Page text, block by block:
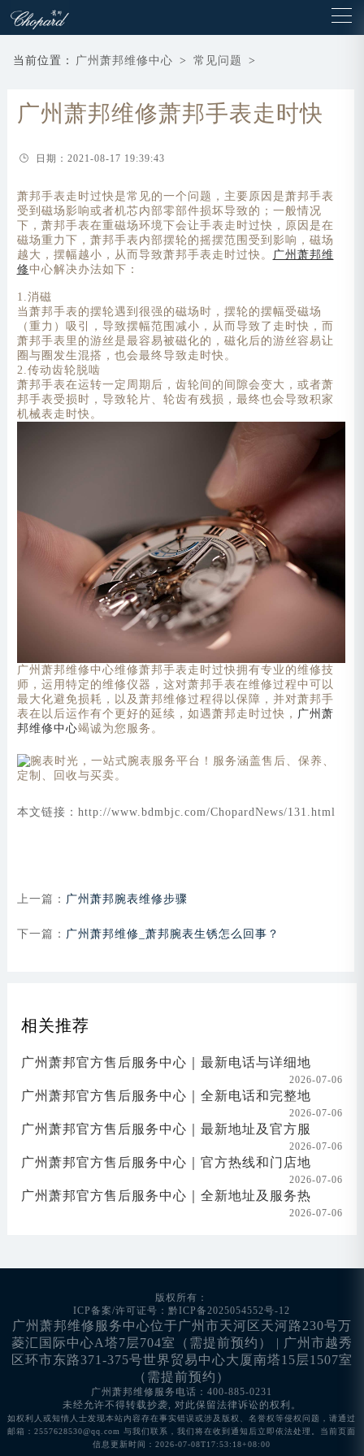
当前位置： 广州萧邦维修中心 > 常见问题 >
广州萧邦维修萧邦手表走时快
日期：2021-08-17 19:39:43
萧邦手表走时过快是常见的一个问题，主要原因是萧邦手表
受到磁场影响或者机芯内部零部件损坏导致的；一般情况
下，萧邦手表在重磁场环境下会让手表走时过快，原因是在
磁场重力下，萧邦手表内部摆轮的摇摆范围受到影响，磁场
越大，摆幅越小，从而导致萧邦手表走时过快。 广州萧邦维
修中心解决办法如下：
1.消磁
当萧邦手表的摆轮遇到很强的磁场时，摆轮的摆幅受磁场
（重力）吸引，导致摆幅范围减小，从而导致了走时快，而
萧邦手表里的游丝是最容易被磁化的，磁化后的游丝容易让
圈与圈发生混搭，也会最终导致走时快。
2.传动齿轮脱啮
萧邦手表在运转一定周期后，齿轮间的间隙会变大，或者萧
邦手表受损时，导致轮片、轮齿有残损，最终也会导致积家
机械表走时快。
广州萧邦维修中心维修萧邦手表走时过快拥有专业的维修技
师，运用特定的维修仪器，这对萧邦手表在维修过程中可以
最大化避免损耗，以及萧邦维修过程得以保障，并对萧邦手
表在以后运作有个更好的延续，如遇萧邦走时过快， 广州萧
邦维修中心竭诚为您服务。
本文链接：http://www.bdmbjc.com/ChopardNews/131.html
上一篇： 广州萧邦腕表维修步骤
下一篇： 广州萧邦维修_萧邦腕表生锈怎么回事？
相关推荐
广州萧邦官方售后服务中心｜最新电话与详细地
2026-07-06
广州萧邦官方售后服务中心｜全新电话和完整地
2026-07-06
广州萧邦官方售后服务中心｜最新地址及官方服
2026-07-06
广州萧邦官方售后服务中心｜官方热线和门店地
2026-07-06
广州萧邦官方售后服务中心｜全新地址及服务热
2026-07-06
版权所有：
ICP备案/许可证号：黔ICP备2025054552号-12
广州萧邦维修服务中心位于广州市天河区天河路230号万
菱汇国际中心A塔7层704室（需提前预约） | 广州市越秀
区环市东路371-375号世界贸易中心大厦南塔15层1507室
（需提前预约）
广州萧邦维修服务电话：400-885-0231
未经允许不得转载抄袭, 对此保留法律诉讼的权利。
如权利人或知情人士发现本站内容存在事实错误或涉及版权、名誉权等侵权问题，请通过
邮箱：2557628530@qq.com 与我们联系，我们将在收到通知后立即依法处理。当前页面
信息更新时间：2026-07-08T17:53:18+08:00